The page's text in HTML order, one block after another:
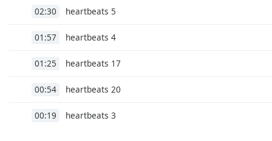
Playback
Chapters
02:30 heartbeats 5
01:57 heartbeats 4
01:25 heartbeats 17
00:54 heartbeats 20
00:19 heartbeats 3